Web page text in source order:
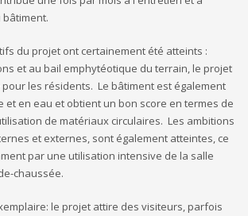
du projet ont certainement été atteints :
et au bail emphytéotique du terrain, le projet
les résidents. Le bâtiment est également
et en eau et obtient un bon score en termes de
de matériaux circulaires. Les ambitions
et externes, sont également atteintes, ce
par une utilisation intensive de la salle
chaussée.
le projet attire des visiteurs, parfois